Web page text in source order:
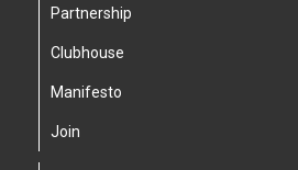
Partnership
Clubhouse
Manifesto
Join